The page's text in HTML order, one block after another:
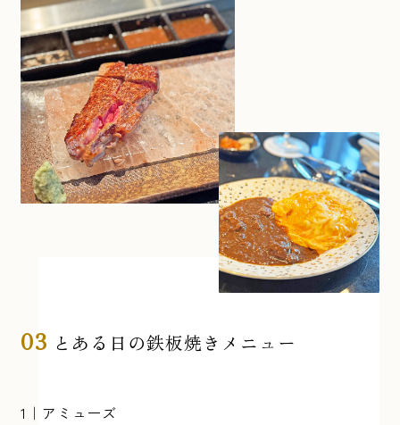
03 とある日の鉄板焼きメニュー
1｜アミューズ